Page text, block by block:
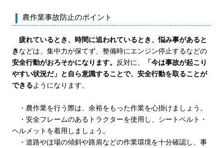
農作業事故防止のポイント
疲れているとき、時間に追われているとき、悩み事があると
きなどは、集中力が保てず、整備時にエンジン停止するなどの
安全行動がおろそかになります。
反対に、
「今は事故が起こり
やすい状況だ」と自ら意識することで、安全行動を取ることが
できるようになります。
・農作業を行う際は、余裕をもった作業を心掛けましょう。
・安全フレームのあるトラクターを使用し、シートベルト・
ヘルメットを着用しましょう。
・道路やほ場の傾斜や路肩などの作業環境を十分確認し、事